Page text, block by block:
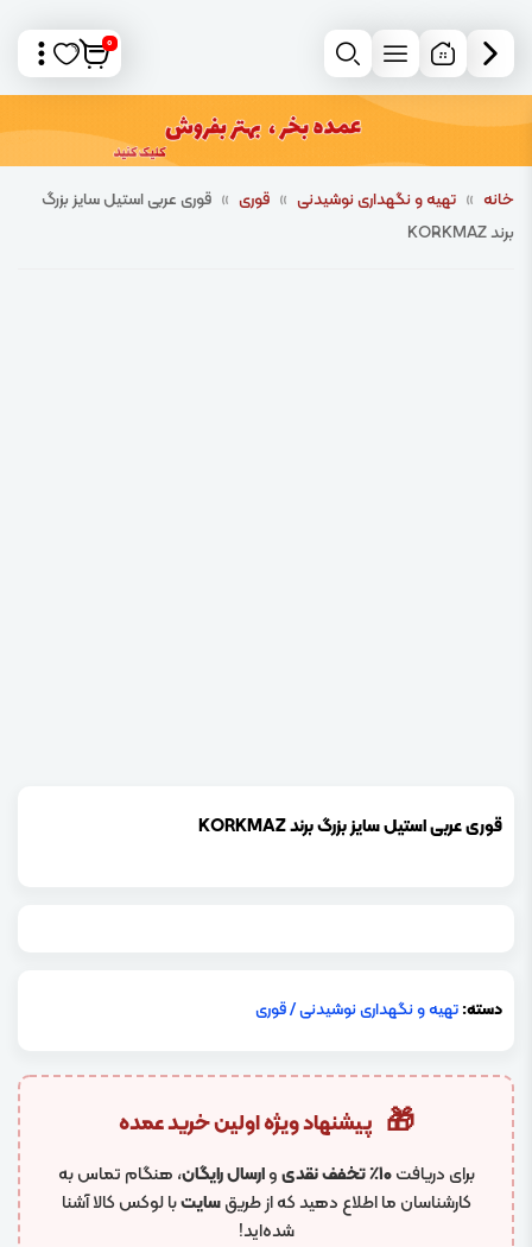
0
خانه » تهیه و نگهداری نوشیدنی » قوری » قوری عربی استیل سایز بزرگ
برند KORKMAZ
قوری عربی استیل سایز بزرگ برند KORKMAZ
دسته:تهیه و نگهداری نوشیدنی/قوری
🎁 پیشنهاد ویژه اولین خرید عمده
برای دریافت۱۰٪ تخفف نقدی وارسال رایگان، هنگام تماس به
کارشناسان ما اطلاع دهید که از طریقسایتبا لوکس کالا آشنا
شده‌اید!